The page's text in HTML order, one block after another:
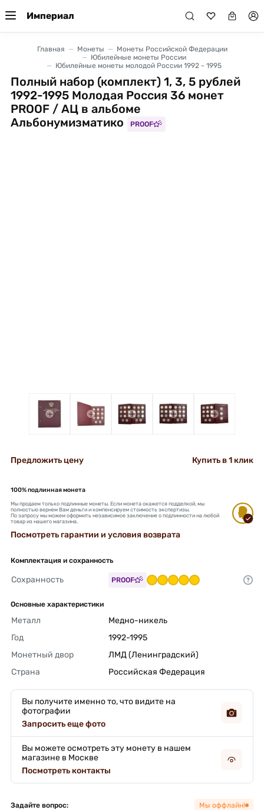
Империал
Главная Монеты
Монеты Российской Федерации
Юбилейные монеты России
Юбилейные монеты молодой России 1992 - 1995
Полный набор (комплект) 1, 3, 5 рублей
1992-1995 Молодая Россия 36 монет
PROOF / АЦ в альбоме
Альбонумизматико
PROOF
+ + + + +
Предложить цену Купить в 1 клик
100% подлинная монета
Мы продаем только подлинные монеты. Если монета окажется подделкой, мы
полностью вернем Вам деньги и компенсируем стоимость экспертизы.
По запросу мы можем оформить независимое заключение о подлинности на любой
товар из нашего магазина.
Посмотреть гарантии и условия возврата
Комплектация и сохранность
Сохранность PROOF
Основные характеристики
Металл
Медно-никель
Год
1992-1995
Монетный двор
ЛМД (Ленинградский)
Страна
Российская Федерация
Вы получите именно то, что видите на
фотографии
Запросить еще фото
Вы можете осмотреть эту монету в нашем
магазине в Москве
Посмотреть контакты
Задайте вопрос: Мы оффлайн!